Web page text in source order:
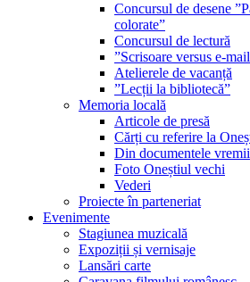
Concursul de desene
colorate”
Concursul de lectură
”Scrisoare versus e-
Atelierele de vacanță
”Lecții la bibliotecă”
Memoria locală
Articole de presă
Cărți cu referire la
Din documentele vremii
Foto Oneștiul vechi
Vederi
Proiecte în parteneriat
Evenimente
Stagiunea muzicală
Expoziții și vernisaje
Lansări carte